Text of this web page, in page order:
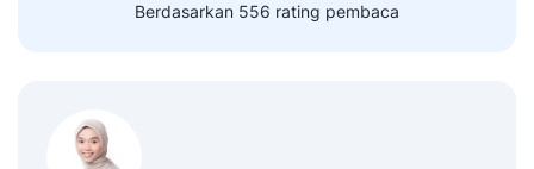
Berdasarkan 556 rating pembaca